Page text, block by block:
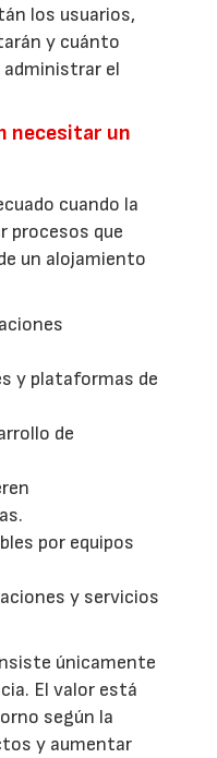
los usuarios,
y cuánto
el
necesitar un
cuando la
procesos que
un alojamiento
y plataformas de
de
por equipos
y servicios
únicamente
El valor está
según la
y aumentar